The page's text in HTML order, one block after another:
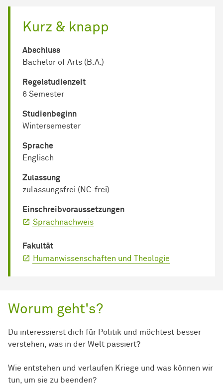
Kurz & knapp
Abschluss
Bachelor of Arts (B.A.)
Regel­studienzeit
6 Semester
Studienbeginn
Wintersemester
Sprache
Englisch
Zulassung
zulassungsfrei (NC-frei)
Einschreib­voraussetzungen
Sprachnachweis
Fakultät
Humanwissenschaften und Theologie
Worum geht's?
Du interessierst dich für Politik und möchtest besser
verstehen, was in der Welt passiert?
Wie entstehen und verlaufen Kriege und was können wir
tun, um sie zu beenden?